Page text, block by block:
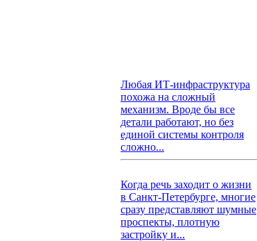
Любая ИТ-инфраструктура
похожа на сложный
механизм. Вроде бы все
детали работают, но без
единой системы контроля
сложно...
Когда речь заходит о жизни
в Санкт-Петербурге, многие
сразу представляют шумные
проспекты, плотную
застройку и...